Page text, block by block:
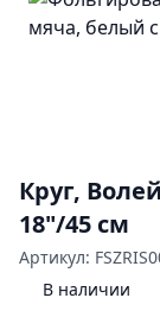
Круг,
18"/45 см
Артикул:
В наличии